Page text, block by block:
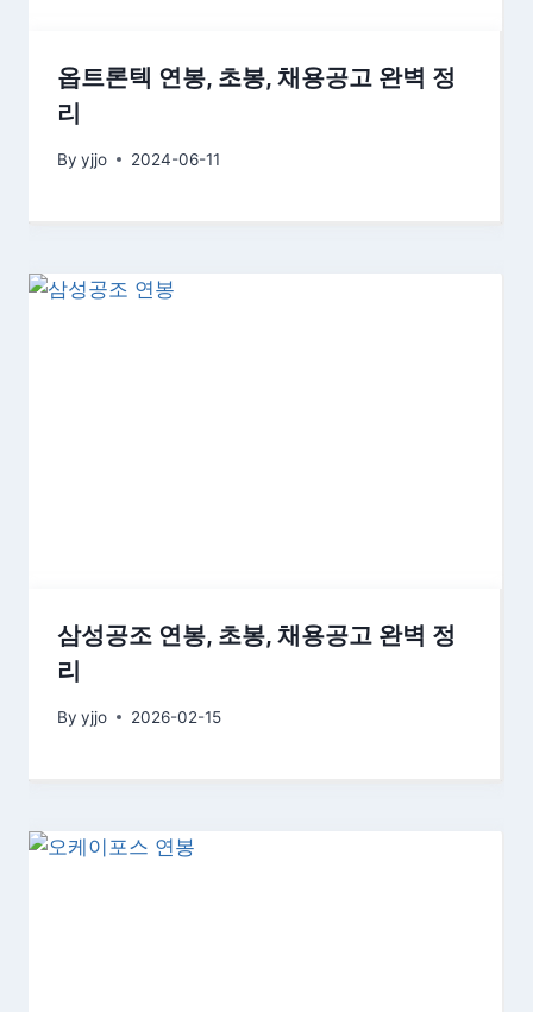
옵트론텍 연봉, 초봉, 채용공고 완벽 정
리
By yjjo 2024-06-11
삼성공조 연봉, 초봉, 채용공고 완벽 정
리
By yjjo 2026-02-15